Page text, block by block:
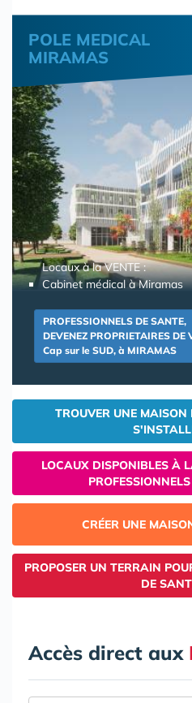
POLE MEDICAL
MIRAMAS
Locaux à la VENTE :
Cabinet médical à Miramas
PROFESSIONNELS DE SANTE,
DEVENEZ PROPRIETAIRES DE
Cap sur le SUD, à MIRAMAS
TROUVER UNE MAISON
LOCAUX DISPONIBLES À
CRÉER UNE
PROPOSER UN TERRAIN
DE
Accès direct aux